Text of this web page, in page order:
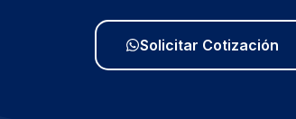
Solicitar Cotización